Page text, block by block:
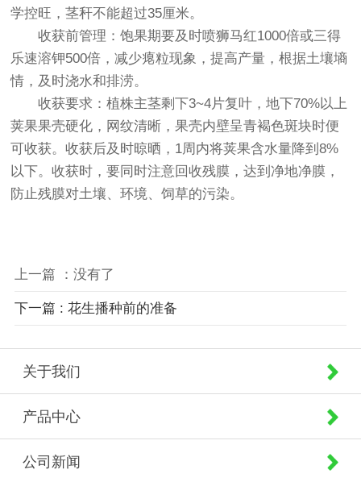
学控旺，茎秆不能超过35厘米。
收获前管理：饱果期要及时喷狮马红1000倍或三得
乐速溶钾500倍，减少瘪粒现象，提高产量，根据土壤墒
情，及时浇水和排涝。
收获要求：植株主茎剩下3~4片复叶，地下70%以上
荚果果壳硬化，网纹清晰，果壳内壁呈青褐色斑块时便
可收获。收获后及时晾晒，1周内将荚果含水量降到8%
以下。收获时，要同时注意回收残膜，达到净地净膜，
防止残膜对土壤、环境、饲草的污染。
上一篇 ：没有了
下一篇 : 花生播种前的准备
关于我们
产品中心
公司新闻